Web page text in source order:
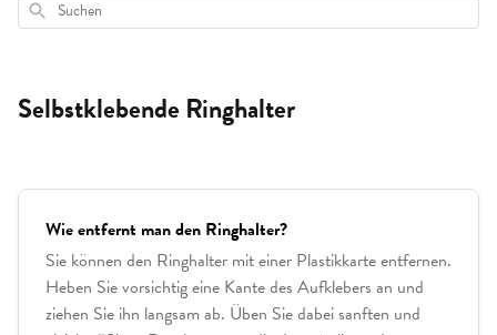
Suchen
Selbstklebende Ringhalter
Wie entfernt man den Ringhalter?
Sie können den Ringhalter mit einer Plastikkarte entfernen.
Heben Sie vorsichtig eine Kante des Aufklebers an und
ziehen Sie ihn langsam ab. Üben Sie dabei sanften und